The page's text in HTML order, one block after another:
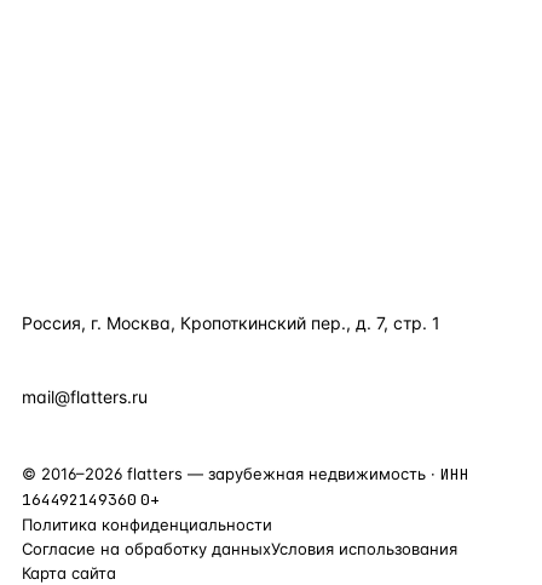
Россия, г. Москва, Кропоткинский пер., д. 7, стр. 1
mail@flatters.ru
© 2016–2026 flatters — зарубежная недвижимость · ИНН
164492149360 0+
Политика конфиденциальности
Согласие на обработку данныхУсловия использования
Карта сайта